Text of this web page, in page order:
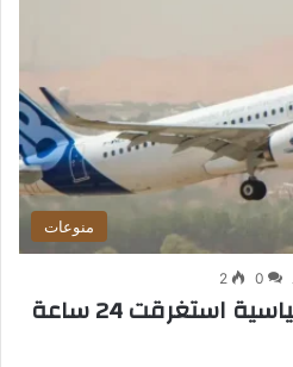
منوعات
0
2
“إيرباص” تنهي رحلة قياسية استغرقت 24 ساعة